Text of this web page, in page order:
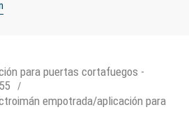
para puertas cortafuegos -
empotrada/aplicación para